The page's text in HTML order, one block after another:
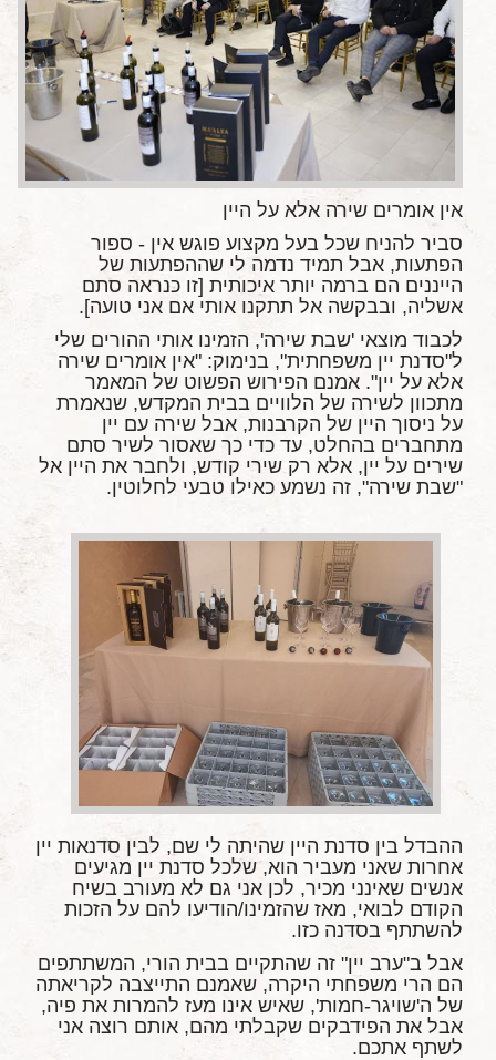
מאמרים מקצועיים
מאמרים הלכתיים
כתבות מעיתונים
סיפורים על יין
המלצות יין לְ שַׁבָּת
חדשות ועדכונים
צור קשר
אין אומרים שירה אלא על היין
סביר להניח שכל בעל מקצוע פוגש אין - ספור
הפתעות, אבל תמיד נדמה לי שההפתעות של
הייננים הם ברמה יותר איכותית [זו כנראה סתם
אשליה, ובבקשה אל תתקנו אותי אם אני טועה].
לכבוד מוצאי 'שבת שירה', הזמינו אותי ההורים שלי
ל"סדנת יין משפחתית", בנימוק: "אין אומרים שירה
אלא על יין". אמנם הפירוש הפשוט של המאמר
מתכוון לשירה של הלוויים בבית המקדש, שנאמרת
על ניסוך היין של הקרבנות, אבל שירה עם יין
מתחברים בהחלט, עד כדי כך שאסור לשיר סתם
שירים על יין, אלא רק שירי קודש, ולחבר את היין אל
"שבת שירה", זה נשמע כאילו טבעי לחלוטין.
ההבדל בין סדנת היין שהיתה לי שם, לבין סדנאות יין
אחרות שאני מעביר הוא, שלכל סדנת יין מגיעים
אנשים שאינני מכיר, לכן אני גם לא מעורב בשיח
הקודם לבואי, מאז שהזמינו/הודיעו להם על הזכות
להשתתף בסדנה כזו.
אבל ב"ערב יין" זה שהתקיים בבית הורי, המשתתפים
הם הרי משפחתי היקרה, שאמנם התייצבה לקריאתה
של ה'שויגר-חמות', שאיש אינו מעז להמרות את פיה,
אבל את הפידבקים שקבלתי מהם, אותם רוצה אני
לשתף אתכם.